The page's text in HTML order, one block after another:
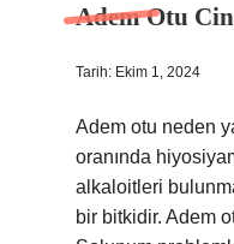
Adem Otu
Tarih: Ekim 1, 2024
Adem otu neden
oranında
alkaloitleri
bir bitkidir. Adem